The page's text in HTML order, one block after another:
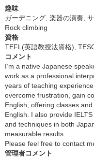
趣味
ガーデニング, 楽器の演奏,
Rock climbing
資格
TEFL(英語教授法資格),
コメント
I’m a native Japanese
work as a professional
years of teaching
overcome frustration, gain
English, offering classes
English. I also provide
and techniques in both
measurable results.
Please feel free to contact
管理者コメント